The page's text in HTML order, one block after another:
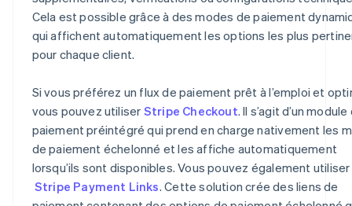
Cela est possible grâce à des modes de paiement
qui affichent automatiquement les options les plus
pour chaque client.
Si vous préférez un flux de paiement prêt à l’emploi et
vous pouvez utiliser Stripe Checkout. Il s’agit d’un module
paiement préintégré qui prend en charge nativement les
de paiement échelonné et les affiche automatiquement
lorsqu’ils sont disponibles. Vous pouvez également utiliser
Stripe Payment Links. Cette solution crée des liens de